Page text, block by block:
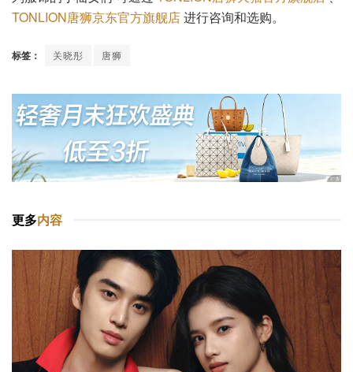
TONLION唐狮京东官方旗舰店进行咨询和选购。
标签： 关晓彤 唐狮
更多内容